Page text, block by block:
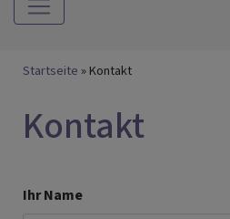
Breadcrumb
Startseite Kontakt
Kontakt
Ihr Name